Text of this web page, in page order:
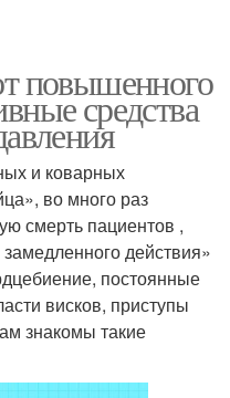
повышенного
средства
и коварных
во много раз
смерть пациентов ,
действия»
постоянные
висков, приступы
знакомы такие